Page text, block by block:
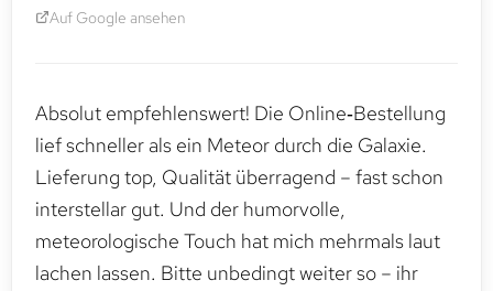
Auf Google ansehen
Absolut empfehlenswert! Die Online‑Bestellung
lief schneller als ein Meteor durch die Galaxie.
Lieferung top, Qualität überragend – fast schon
interstellar gut. Und der humorvolle,
meteorologische Touch hat mich mehrmals laut
lachen lassen. Bitte unbedingt weiter so – ihr